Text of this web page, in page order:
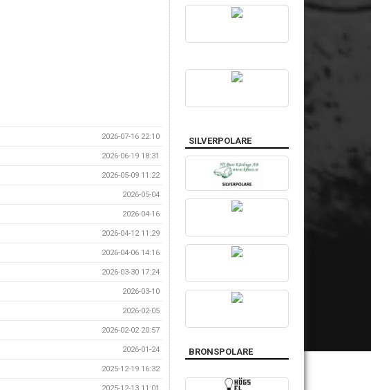
2026-07-16 22:10
2026-06-19 18:31
2026-05-09 11:22
2026-05-04
2026-04-16
2026-04-12 11:29
2026-04-06 14:16
2026-03-30 17:24
2026-03-10
2026-02-05
2026-02-02 20:57
2026-01-24
2025-12-19 16:32
SILVERPOLARE
BRONSPOLARE